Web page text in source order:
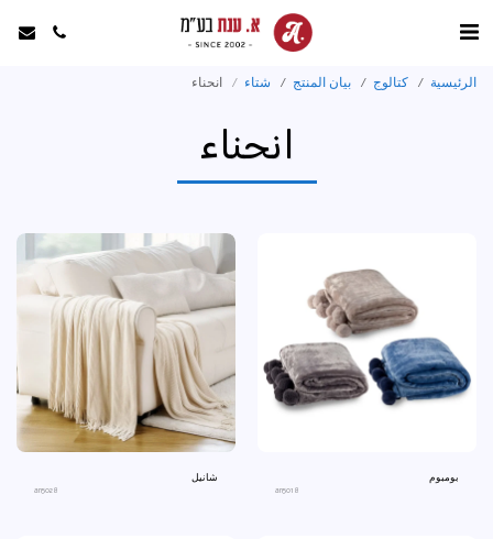
الرئيسية كتالوج بيان المنتج شتاء انحناء
انحناء
بومبوم
an5018
شانيل
an5028